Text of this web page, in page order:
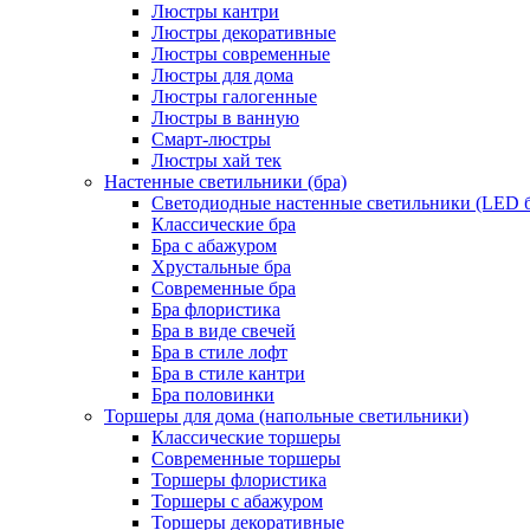
Люстры кантри
Люстры декоративные
Люстры современные
Люстры для дома
Люстры галогенные
Люстры в ванную
Смарт-люстры
Люстры хай тек
Настенные светильники (бра)
Светодиодные настенные светильники (LED
Классические бра
Бра с абажуром
Хрустальные бра
Современные бра
Бра флористика
Бра в виде свечей
Бра в стиле лофт
Бра в стиле кантри
Бра половинки
Торшеры для дома (напольные светильники)
Классические торшеры
Современные торшеры
Торшеры флористика
Торшеры с абажуром
Торшеры декоративные